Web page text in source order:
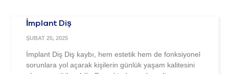
İmplant Diş
ŞUBAT 25, 2025
İmplant Diş Diş kaybı, hem estetik hem de fonksiyonel
sorunlara yol açarak kişilerin günlük yaşam kalitesini